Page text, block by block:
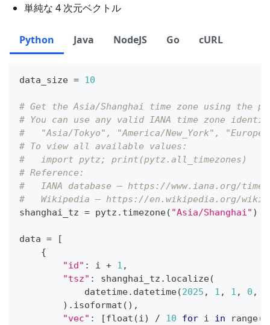
単純な 4 次元ベクトル
Python Java NodeJS Go cURL
data_size = 10
# Get the Asia/Shanghai time zone using the
# You can use any valid IANA time zone
#   "Asia/Tokyo", "America/New_York",
# To view all available values:
#   import pytz; print(pytz.all_timezones)
# Reference:
#   IANA database – https://www.iana.org/time-
#   Wikipedia – https://en.wikipedia.org/wiki/
shanghai_tz = pytz . timezone( "Asia/Shanghai" )
data =
[
{
"id" : i + 1 ,
"tsz" : shanghai_tz . localize(
            datetime
. datetime(2025 , 1 , 1 , 0 ,
) . isoformat ( ) ,
"vec" : [float (i) / 10 for i in range(